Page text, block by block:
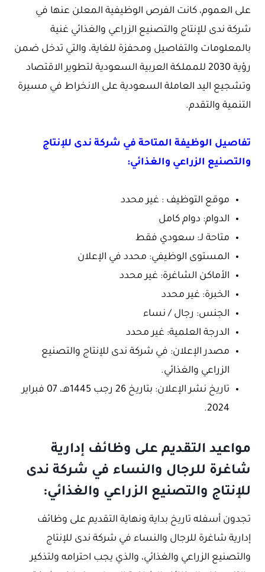
على العموم، كانت الفرص الوظيفية المعلن عنها في
شركة ندى للإنتاج والتصنيع الزراعي والغذائي غنية
بالمعلومات والتفاصيل ومحفزة للغاية، والتي تدخل ضمن
رؤية 2030 للمملكة العربية السعودية لتطوير الاقتصاد
وتشجيع اليد العاملة السعودية على الانخراط في مسيرة
التنمية والتقدم.
تفاصيل الوظيفة المتاحة في شركة ندى للإنتاج
والتصنيع الزراعي والغذائي:
موقع التوظيف : غير محدد
الدوام: دوام كامل
متاحة لـ: سعودي فقط
المستوى الوظيفي: محدد في الإعلان
الأماكن الشاغرة: غير محدد
الخبرة: غير محدد
الجنس: رجال / نساء
الدرجة العلمية: غير محدد
مصدر الإعلان: في شركة ندى للإنتاج والتصنيع
الزراعي والغذائي.
تاريخ نشر الإعلان: بتاريخ 26 رجب 1445هـ، 07 فبراير
2024.
مواعيد التقديم على وظائف إدارية
شاغرة للرجال والنساء في شركة ندى
للإنتاج والتصنيع الزراعي والغذائي:
تجدون أسفله تاريخ بداية ونهاية التقديم على وظائف
إدارية شاغرة للرجال والنساء في شركة ندى للإنتاج
والتصنيع الزراعي والغذائي، والذي يجب احترامه ولتذكير